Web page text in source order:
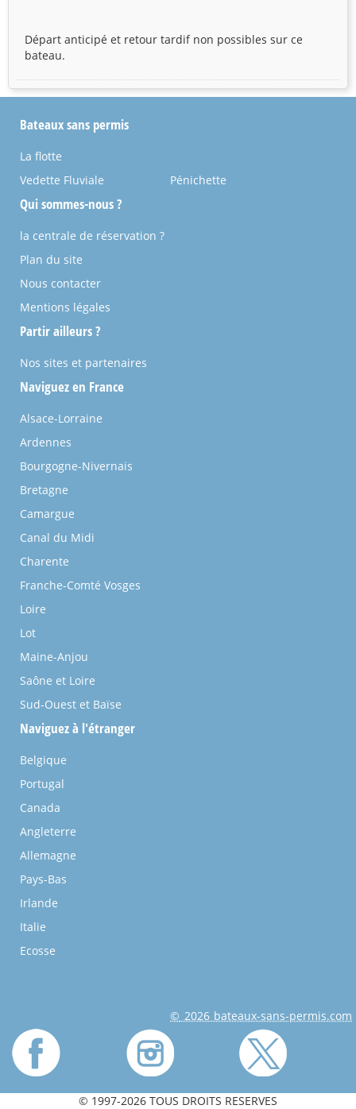
Départ anticipé et retour tardif non possibles sur ce
bateau.
Bateaux sans permis
La flotte
Vedette Fluviale
Pénichette
Qui sommes-nous ?
la centrale de réservation ?
Plan du site
Nous contacter
Mentions légales
Partir ailleurs ?
Nos sites et partenaires
Naviguez en France
Alsace-Lorraine
Ardennes
Bourgogne-Nivernais
Bretagne
Camargue
Canal du Midi
Charente
Franche-Comté Vosges
Loire
Lot
Maine-Anjou
Saône et Loire
Sud-Ouest et Baïse
Naviguez à l'étranger
Belgique
Portugal
Canada
Angleterre
Allemagne
Pays-Bas
Irlande
Italie
Ecosse
© 2026 bateaux-sans-permis.com
© 1997-2026 TOUS DROITS RESERVES